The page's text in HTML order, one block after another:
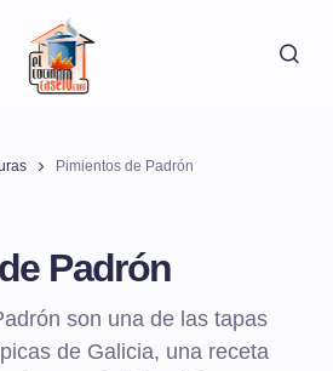
Pimientos de Padrón
Padrón
son una de las tapas
de Galicia, una receta